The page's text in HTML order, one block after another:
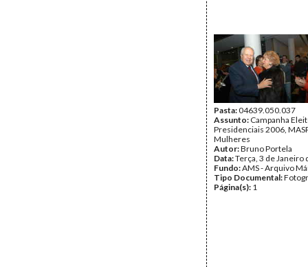
Pasta:04639.050.037
Assunto: Campanha
Presidenciais 2006,
Mulheres
Autor:Bruno Portela
Data:Terça, 3 de Janeiro
Fundo:AMS - Arquivo
Tipo Documental:
Página(s): 1